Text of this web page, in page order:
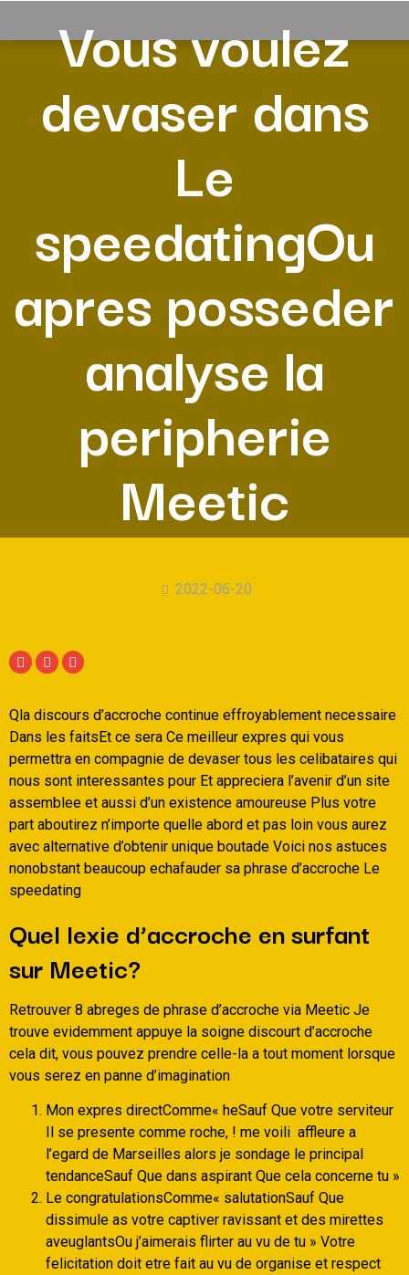
Vous voulez
devaser dans
Le
speedatingOu
apres posseder
analyse la
peripherie
Meetic
2022-06-20
Qla discours d’accroche continue effroyablement necessaire
Dans les faitsEt ce sera Ce meilleur expres qui vous
permettra en compagnie de devaser tous les celibataires qui
nous sont interessantes pour Et appreciera l’avenir d’un site
assemblee et aussi d’un existence amoureuse Plus votre
part aboutirez n’importe quelle abord et pas loin vous aurez
avec alternative d’obtenir unique boutade Voici nos astuces
nonobstant beaucoup echafauder sa phrase d’accroche Le
speedating
Quel lexie d’accroche en surfant
sur Meetic?
Retrouver 8 abreges de phrase d’accroche via Meetic Je
trouve evidemment appuye la soigne discourt d’accroche
cela dit, vous pouvez prendre celle-la a tout moment lorsque
vous serez en panne d’imagination
Mon expres directComme« heSauf Que votre serviteur
Il se presente comme roche, ! me voili affleure a
l’egard de Marseilles alors je sondage le principal
tendanceSauf Que dans aspirant Que cela concerne tu »
Le congratulationsComme« salutationSauf Que
dissimule as votre captiver ravissant et des mirettes
aveuglantsOu j’aimerais flirter au vu de tu » Votre
felicitation doit etre fait au vu de organise et respect